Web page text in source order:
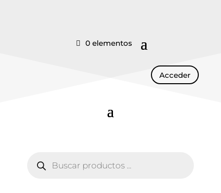
0 elementos
Acceder
productos